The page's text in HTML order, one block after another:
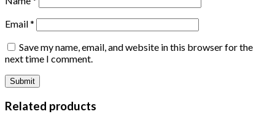
Email*
Save my name, email, and website in this browser for the
next time I comment.
Related products